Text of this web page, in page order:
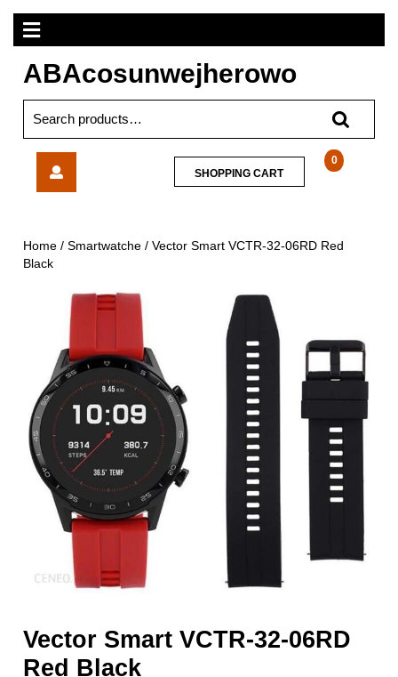
Skip
content
Open
Menu
ABAcosunwejherowo
for:
06RD
0
SHOPPING CARTSHOPPING
CART
Home /Smartwatche / Vector Smart VCTR-32-06RD Red
Black
Vector Smart VCTR-32-06RD
Red Black